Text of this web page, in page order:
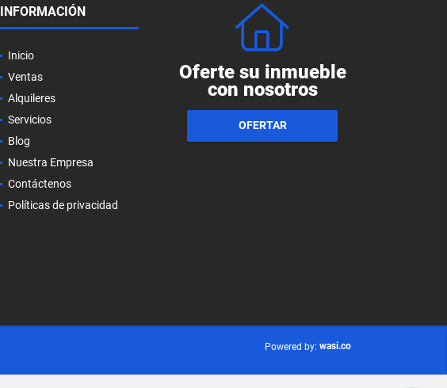
INFORMACIÓN
Inicio
Ventas
Alquileres
Servicios
Blog
Nuestra Empresa
Contáctenos
Políticas de privacidad
Oferte su inmueble
con nosotros
OFERTAR
Powered by: wasi.co